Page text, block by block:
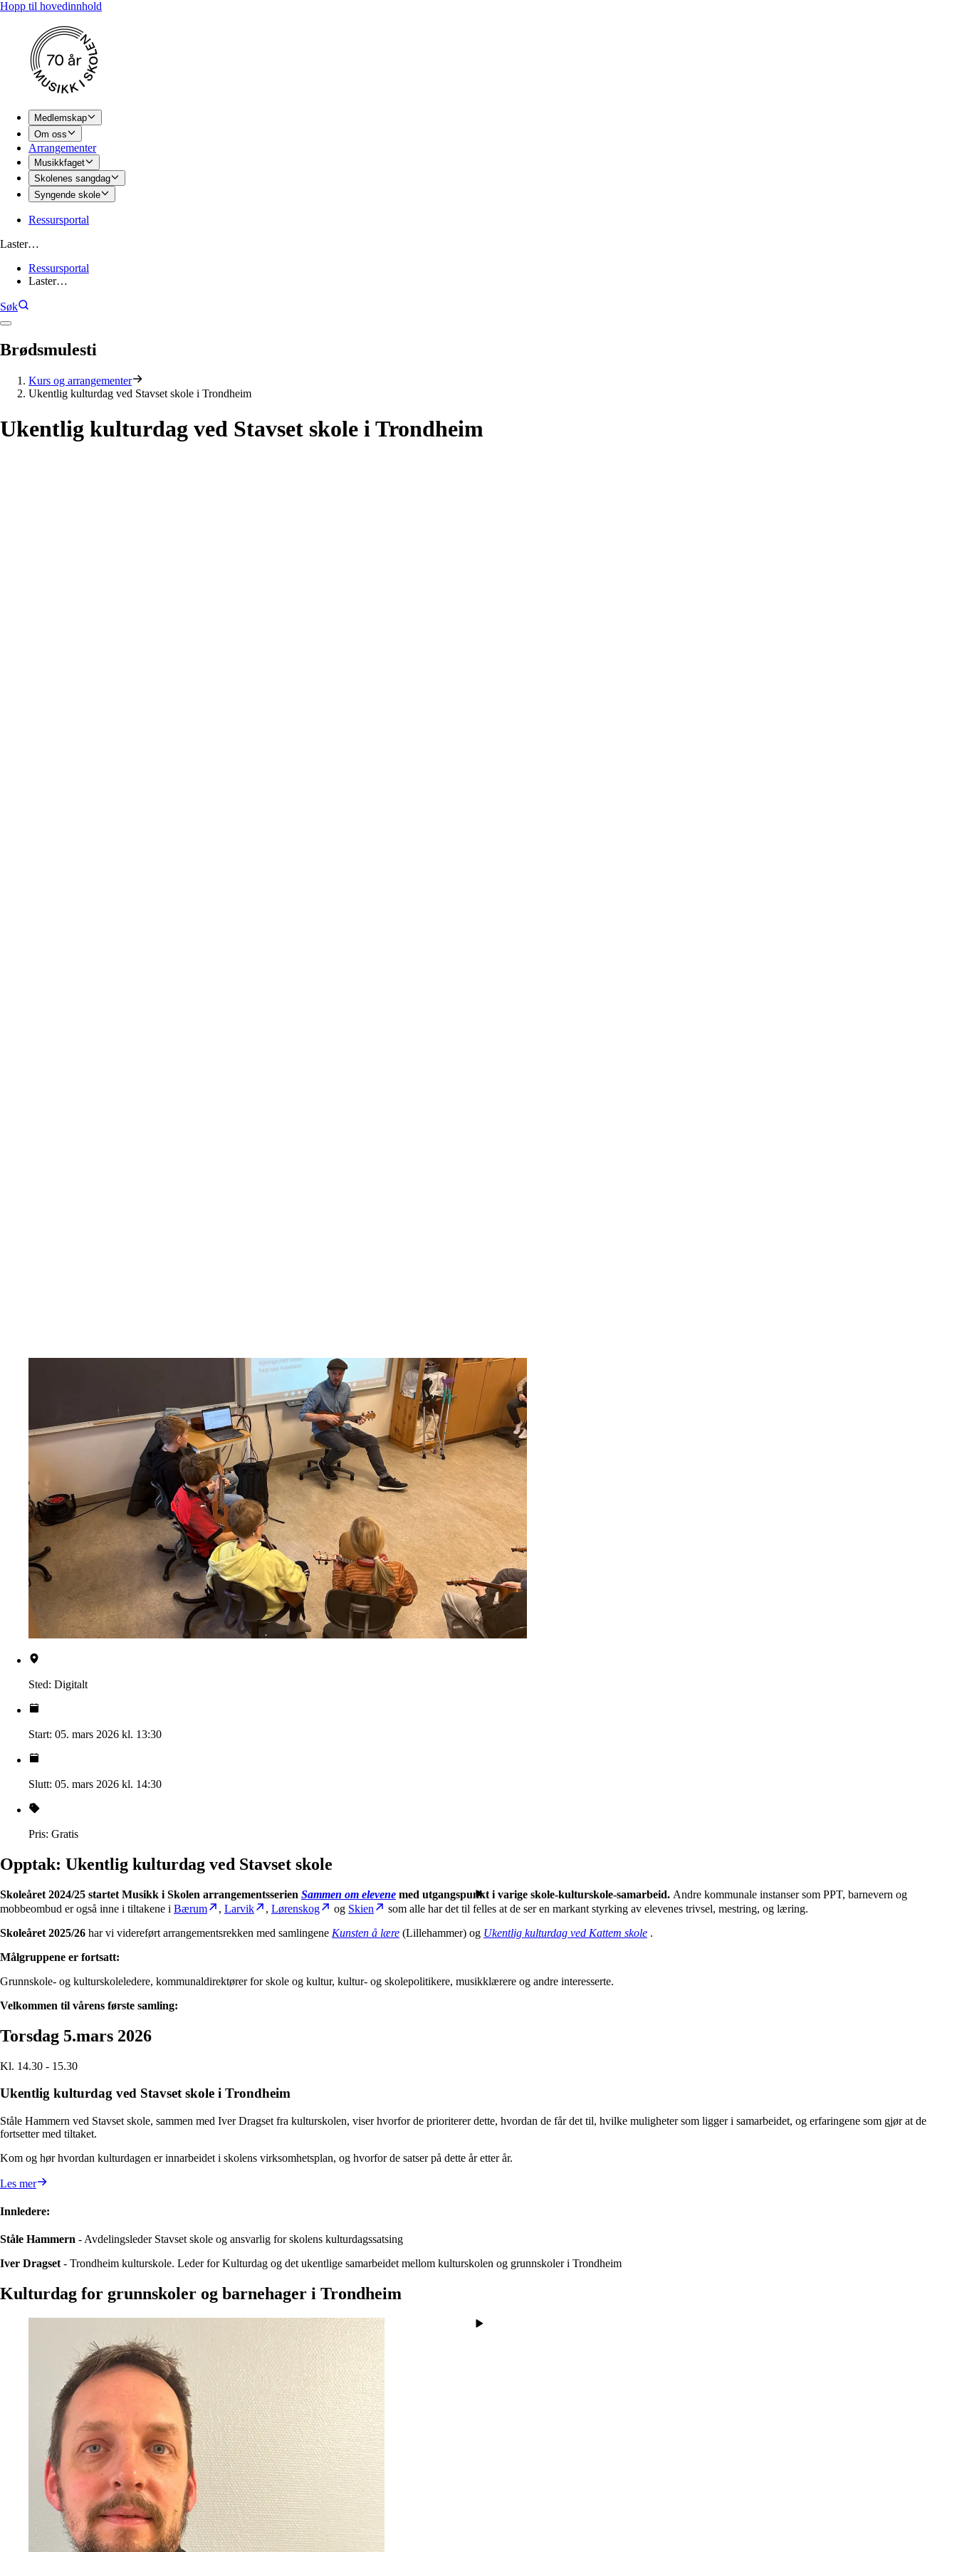
Hopp til hovedinnhold
Medlemskap
Om oss
Arrangementer
Musikkfaget
Skolenes sangdag
Syngende skole
Ressursportal
Laster…
Ressursportal
Laster…
Søk
Brødsmulesti
Kurs og arrangementer
Ukentlig kulturdag ved Stavset skole i Trondheim
Ukentlig kulturdag ved Stavset skole i Trondheim
Sted: Digitalt
Start: 05. mars 2026 kl. 13:30
Slutt: 05. mars 2026 kl. 14:30
Pris: Gratis
Opptak: Ukentlig kulturdag ved Stavset skole
Skoleåret 2024/25 startet Musikk i Skolen arrangementsserien Sammen om elevene med utgangspunkt i varige skole-kulturskole-samarbeid. Andre kommunale instanser som PPT, barnevern og
mobbeombud er også inne i tiltakene i Bærum , Larvik , Lørenskog og Skien
som alle har det til felles at de ser en markant styrking av elevenes trivsel, mestring, og læring.
Skoleåret 2025/26 har vi videreført arrangementsrekken med samlingene Kunsten å lære (Lillehammer) og Ukentlig kulturdag ved Kattem skole .
Målgruppene er fortsatt:
Grunnskole- og kulturskoleledere, kommunaldirektører for skole og kultur, kultur- og skolepolitikere, musikklærere og andre interesserte.
Velkommen til vårens første samling:
Torsdag 5.mars 2026
Kl. 14.30 - 15.30
Ukentlig kulturdag ved Stavset skole i Trondheim
Ståle Hammern ved Stavset skole, sammen med Iver Dragset fra kulturskolen, viser hvorfor de prioriterer dette, hvordan de får det til, hvilke muligheter som ligger i samarbeidet, og erfaringene som gjør at de
fortsetter med tiltaket.
Kom og hør hvordan kulturdagen er innarbeidet i skolens virksomhetsplan, og hvorfor de satser på dette år etter år.
Les mer
Innledere:
Ståle Hammern - Avdelingsleder Stavset skole og ansvarlig for skolens kulturdagssatsing
Iver Dragset- Trondheim kulturskole. Leder for Kulturdag og det ukentlige samarbeidet mellom kulturskolen og grunnskoler i Trondheim
Kulturdag for grunnskoler og barnehager i Trondheim